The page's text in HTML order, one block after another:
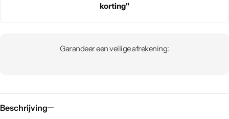
korting"
Garandeer een veilige afrekening:
Beschrijving